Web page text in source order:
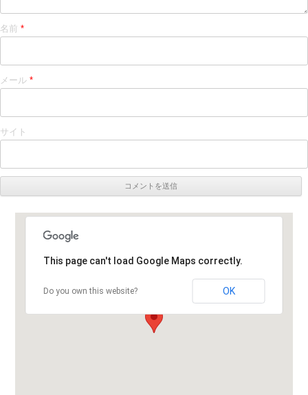
名前 *
メール *
サイト
This page can't load Google Maps correctly.
Do you own this website? OK